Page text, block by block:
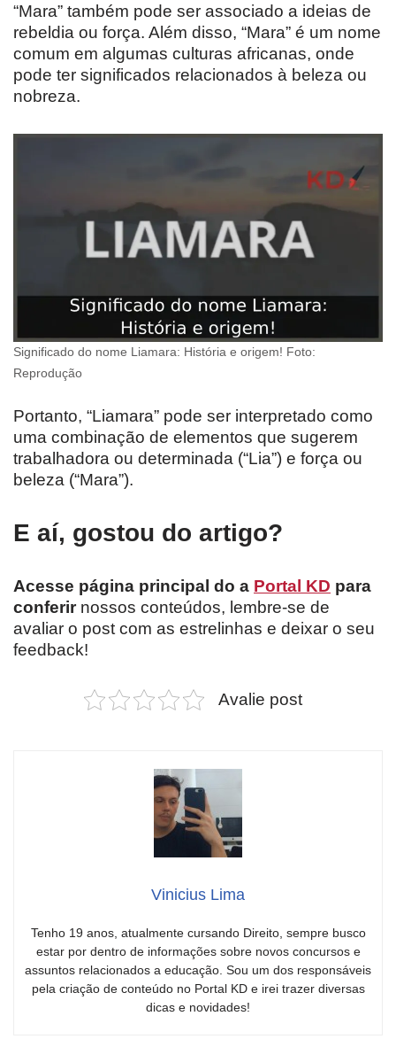
“Mara” também pode ser associado a ideias de
rebeldia ou força. Além disso, “Mara” é um nome
comum em algumas culturas africanas, onde
pode ter significados relacionados à beleza ou
nobreza.
Significado do nome Liamara: História e origem! Foto:
Reprodução
Portanto, “Liamara” pode ser interpretado como
uma combinação de elementos que sugerem
trabalhadora ou determinada (“Lia”) e força ou
beleza (“Mara”).
E aí, gostou do artigo?
Acesse página principal do a Portal KD para
conferirnossos conteúdos, lembre-se de
avaliar o post com as estrelinhas e deixar o seu
feedback!
Avalie post
Vinicius Lima
Tenho 19 anos, atualmente cursando Direito, sempre busco
estar por dentro de informações sobre novos concursos e
assuntos relacionados a educação. Sou um dos responsáveis
pela criação de conteúdo no Portal KD e irei trazer diversas
dicas e novidades!